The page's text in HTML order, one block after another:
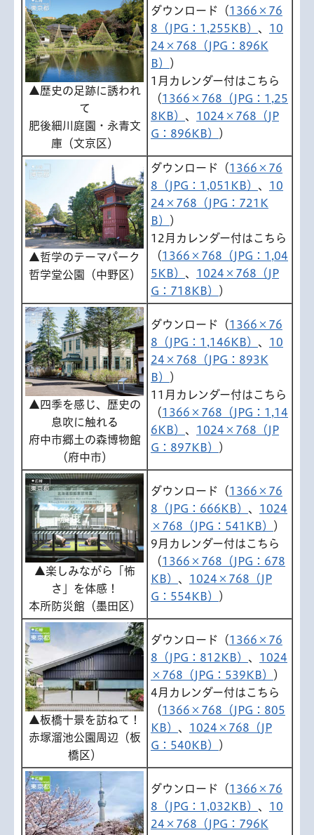
▲歴史の足跡に誘われ
て
肥後細川庭園・永青文
庫（文京区）
ダウンロード（1366×76
8（JPG：1,255KB） 、 10
24×768（JPG：896K
B）
）
1月カレンダー付はこちら
（1366×768（JPG：1,25
8KB） 、 1024×768（JP
G：896KB）
）
▲哲学のテーマパーク
哲学堂公園（中野区）
ダウンロード（1366×76
8（JPG：1,051KB） 、 10
24×768（JPG：721K
B）
）
12月カレンダー付はこちら
（1366×768（JPG：1,04
5KB） 、 1024×768（JP
G：718KB）
）
▲四季を感じ、歴史の
息吹に触れる
府中市郷土の森博物館
（府中市）
ダウンロード（1366×76
8（JPG：1,146KB） 、 10
24×768（JPG：893K
B）
）
11月カレンダー付はこちら
（1366×768（JPG：1,14
6KB） 、 1024×768（JP
G：897KB）
）
▲楽しみながら「怖
さ」を体感！
本所防災館（墨田区）
ダウンロード（1366×76
8（JPG：666KB） 、 1024
×768（JPG：541KB）
）
9月カレンダー付はこちら
（1366×768（JPG：678
KB） 、 1024×768（JP
G：554KB）
）
▲板橋十景を訪ねて！
赤塚溜池公園周辺（板
橋区）
ダウンロード（1366×76
8（JPG：812KB） 、 1024
×768（JPG：539KB）
）
4月カレンダー付はこちら
（1366×768（JPG：805
KB） 、 1024×768（JP
G：540KB）
）
ダウンロード（1366×76
8（JPG：1,032KB） 、 10
24×768（JPG：796K